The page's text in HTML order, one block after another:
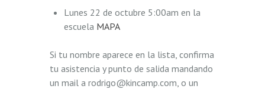
Lunes 22 de octubre 5:00am en la
escuela MAPA
Si tu nombre aparece en la lista, confirma
tu asistencia y punto de salida mandando
un mail a rodrigo@kincamp.com, o un